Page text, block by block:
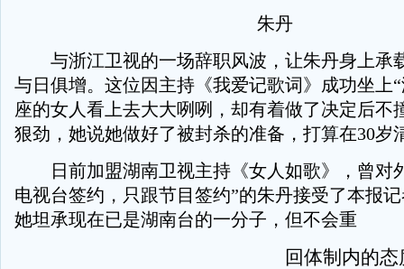
朱丹
与浙江卫视的一场辞职风波，让朱丹身上承
与日俱增。这位因主持《我爱记歌词》成功坐上
座的女人看上去大大咧咧，却有着做了决定后不
狠劲，她说她做好了被封杀的准备，打算在30岁
日前加盟湖南卫视主持《女人如歌》，曾对
电视台签约，只跟节目签约”的朱丹接受了本报
她坦承现在已是湖南台的一分子，但不会重
回体制内的